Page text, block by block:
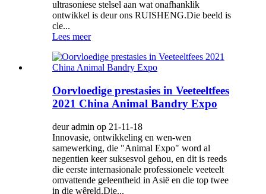
ultrasoniese stelsel aan wat onafhanklik
ontwikkel is deur ons RUISHENG.Die beeld is
cle...
Lees meer
Oorvloedige prestasies in Veeteeltfees
2021 China Animal Bandry Expo
deur admin op 21-11-18
Innovasie, ontwikkeling en wen-wen
samewerking, die "Animal Expo" word al
negentien keer suksesvol gehou, en dit is reeds
die eerste internasionale professionele veeteelt
omvattende geleentheid in Asië en die top twee
in die wêreld.Die...